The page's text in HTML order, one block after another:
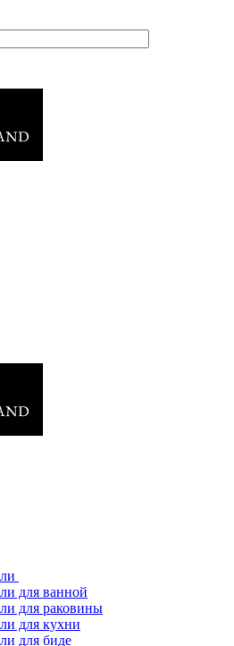
для ванной
для раковины
для кухни
для биде